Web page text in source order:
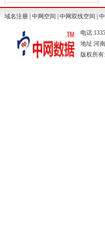
域名注册 中网空间 中网双线空间
电话
地址:河
版权所有